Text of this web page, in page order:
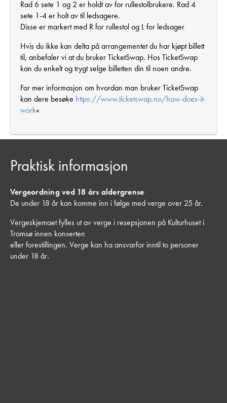
Rad 6 sete 1 og 2 er holdt av for rullestolbrukere. Rad 4
sete 1-4 er holt av til ledsagere.
Disse er markert med R for rullestol og L for ledsager
Hvis du ikke kan delta på arrangementet du har kjøpt billett
til, anbefaler vi at du bruker TicketSwap. Hos TicketSwap
kan du enkelt og trygt selge billetten din til noen andre.
For mer informasjon om hvordan man bruker TicketSwap
kan dere besøke https://www.ticketswap.no/how-does-it-
work«
Praktisk informasjon
Vergeordning ved 18 års aldergrense
De under 18 år kan komme inn i følge med verge over 25 år.
Vergeskjemaet fylles ut av verge i resepsjonen på Kulturhuset i
Tromsø innen konserten
eller forestillingen. Verge kan ha ansvarfor inntil to personer
under 18 år.